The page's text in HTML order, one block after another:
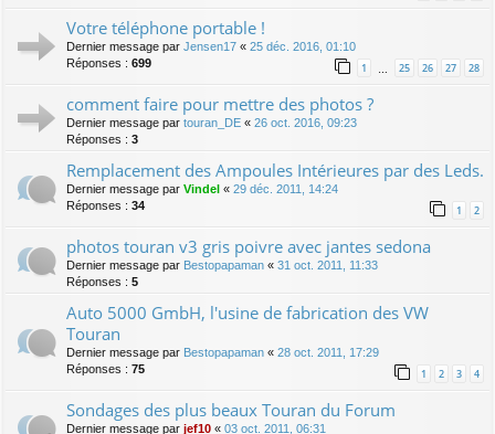
Votre téléphone portable !
Dernier message par Jensen17 « 25 déc. 2016, 01:10
Réponses : 699 1 25 26 27 28
comment faire pour mettre des photos ?
Dernier message par touran_DE « 26 oct. 2016, 09:23
Réponses : 3
Remplacement des Ampoules Intérieures par des Leds.
Dernier message par Vindel « 29 déc. 2011, 14:24
Réponses : 34 1 2
photos touran v3 gris poivre avec jantes sedona
Dernier message par Bestopapaman « 31 oct. 2011, 11:33
Réponses : 5
Auto 5000 GmbH, l'usine de fabrication des VW
Touran
Dernier message par Bestopapaman « 28 oct. 2011, 17:29
Réponses : 75 1 2 3 4
Sondages des plus beaux Touran du Forum
Dernier message par jef10 « 03 oct. 2011, 06:31